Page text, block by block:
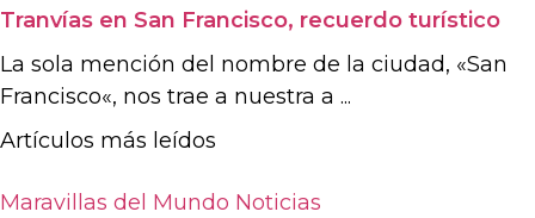
Tranvías en San Francisco, recuerdo turístico
La sola mención del nombre de la ciudad, «San
Francisco«, nos trae a nuestra a ...
Artículos más leídos
Maravillas del Mundo Noticias